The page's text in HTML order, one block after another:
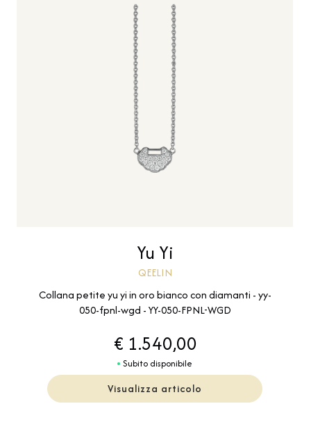
Yu Yi
QEELIN
Collana petite yu yi in oro bianco con diamanti - yy-
050-fpnl-wgd - YY-050-FPNL-WGD
€ 1.540,00
Subito disponibile
Visualizza articolo